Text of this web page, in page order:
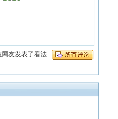
网友发表了看法